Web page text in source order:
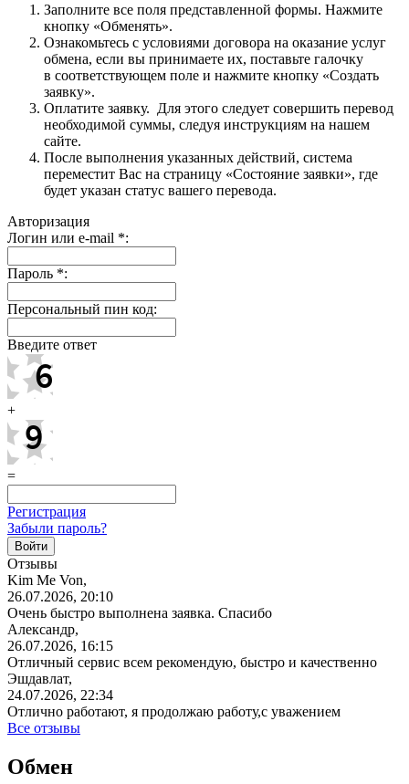
Заполните все поля представленной формы. Нажмите
кнопку «Обменять».
Ознакомьтесь с условиями договора на оказание услуг
обмена, если вы принимаете их, поставьте галочку
в соответствующем поле и нажмите кнопку «Создать
заявку».
Оплатите заявку. Для этого следует совершить перевод
необходимой суммы, следуя инструкциям на нашем
сайте.
После выполнения указанных действий, система
переместит Вас на страницу «Состояние заявки», где
будет указан статус вашего перевода.
Авторизация
Логин или e-mail *:
Пароль *:
Персональный пин код:
Введите ответ
+
=
Регистрация
Забыли пароль?
Отзывы
Kim Me Von,
26.07.2026, 20:10
Очень быстро выполнена заявка. Спасибо
Александр,
26.07.2026, 16:15
Отличный сервис всем рекомендую, быстро и качественно
Эшдавлат,
24.07.2026, 22:34
Отлично работают, я продолжаю работу,с уважением
Все отзывы
Обмен